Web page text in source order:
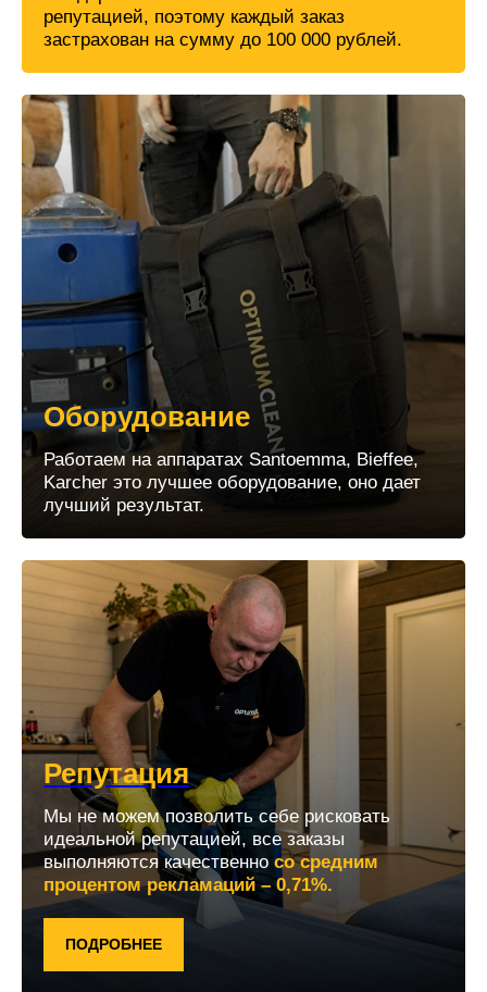
репутацией, поэтому каждый заказ
застрахован на сумму до 100 000 рублей.
Оборудование
Работаем на аппаратах Santoemma, Bieffee,
Karcher это лучшее оборудование, оно дает
лучший результат.
Репутация
Мы не можем позволить себе рисковать
идеальной репутацией, все заказы
выполняются качественно со средним
процентом рекламаций – 0,71%.
ПОДРОБНЕЕ